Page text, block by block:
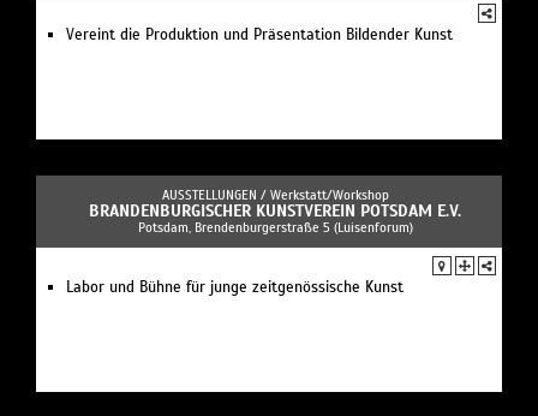
Vereint die Produktion und Präsentation Bildender Kunst
AUSSTELLUNGEN / Werkstatt/Workshop
BRANDENBURGISCHER KUNSTVEREIN POTSDAM E.V.
Potsdam, Brendenburgerstraße 5 (Luisenforum)
Labor und Bühne für junge zeitgenössische Kunst